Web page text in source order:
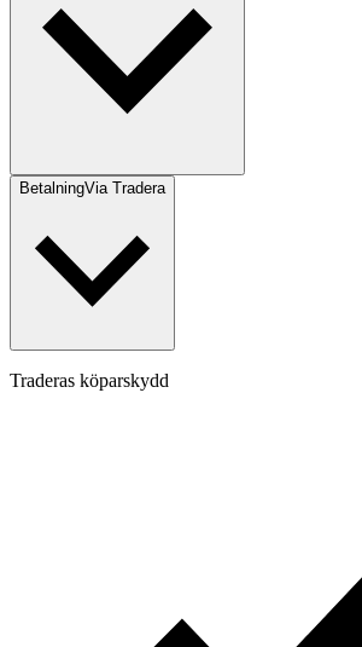
BetalningVia Tradera
Traderas köparskydd